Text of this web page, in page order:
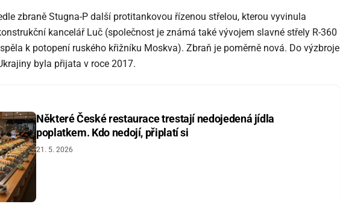
zbraně Stugna-P další protitankovou řízenou střelou, kterou vyvinula
kancelář Luč (společnost je známá také vývojem slavné střely R-360
k potopení ruského křižníku Moskva). Zbraň je poměrně nová. Do výzbroje
byla přijata v roce 2017.
Některé České restaurace trestají nedojedená jídla
poplatkem. Kdo nedojí, připlatí si
21. 5. 2026